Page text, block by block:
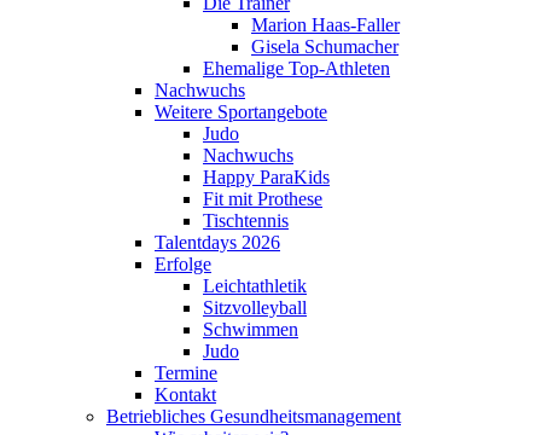
Marion Haas-Faller
Gisela Schumacher
Ehemalige Top-Athleten
Nachwuchs
Weitere Sportangebote
Judo
Nachwuchs
Happy ParaKids
Fit mit Prothese
Tischtennis
Talentdays 2026
Erfolge
Leichtathletik
Sitzvolleyball
Schwimmen
Judo
Termine
Kontakt
Betriebliches Gesundheits­management